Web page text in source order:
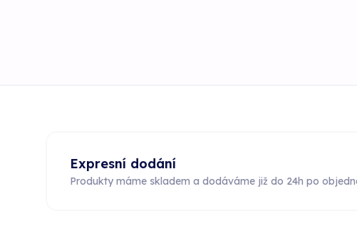
Expresní dodání
Produkty máme skladem a dodáváme již do 24h po